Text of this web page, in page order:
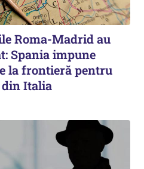
Roma-Madrid au
Spania impune
la frontieră pentru
Italia